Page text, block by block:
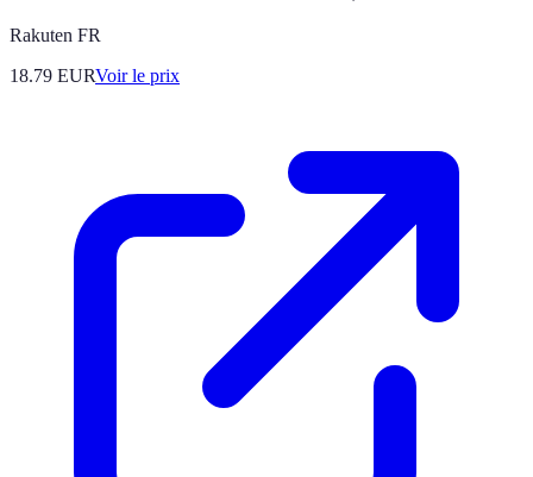
Rakuten FR
18.79 EURVoir le prix